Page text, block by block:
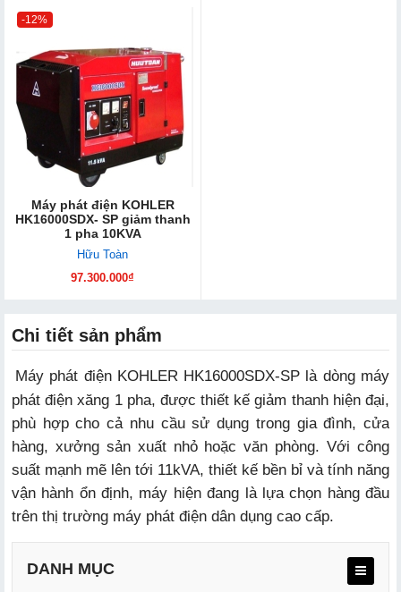
-12%
Máy phát điện KOHLER
HK16000SDX- SP giảm thanh
1 pha 10KVA
Hữu Toàn
97.300.000₫
Chi tiết sản phẩm
Máy phát điện KOHLER HK16000SDX-SP là dòng máy
phát điện xăng 1 pha, được thiết kế giảm thanh hiện đại,
phù hợp cho cả nhu cầu sử dụng trong gia đình, cửa
hàng, xưởng sản xuất nhỏ hoặc văn phòng. Với công
suất mạnh mẽ lên tới 11kVA, thiết kế bền bỉ và tính năng
vận hành ổn định, máy hiện đang là lựa chọn hàng đầu
trên thị trường máy phát điện dân dụng cao cấp.
DANH MỤC